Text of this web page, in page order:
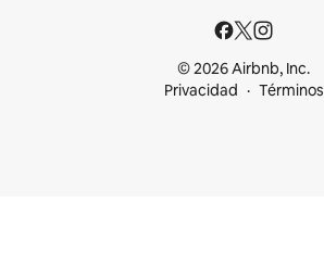
© 2026 Airbnb, Inc.
Privacidad
Términos